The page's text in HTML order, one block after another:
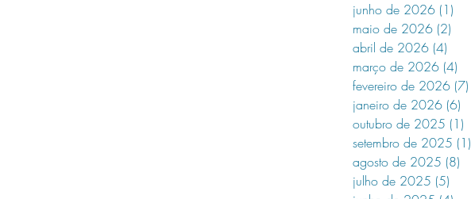
junho de 2026 (1)
maio de 2026 (2)
abril de 2026 (4)
março de 2026 (4)
fevereiro de 2026 (7)
janeiro de 2026 (6)
outubro de 2025 (1)
setembro de 2025 (1)
agosto de 2025 (8)
julho de 2025 (5)